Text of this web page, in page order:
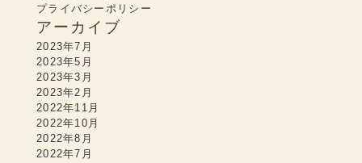
プライバシーポリシー
アーカイブ
2023年7月
2023年5月
2023年3月
2023年2月
2022年11月
2022年10月
2022年8月
2022年7月